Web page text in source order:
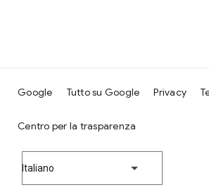
Google Tutto su Google Privacy
Centro per la trasparenza
Italiano